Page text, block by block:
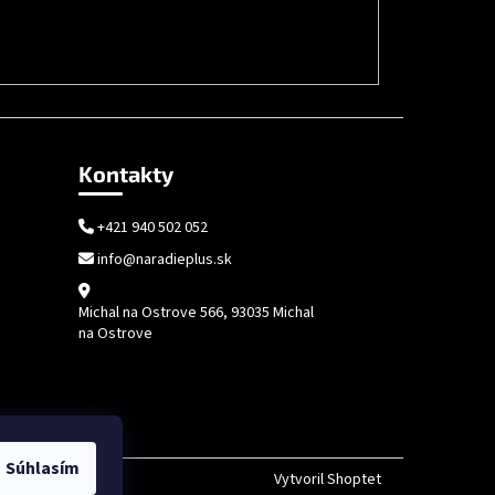
Súhlasím
Kontakty
+421 940 502 052
info@naradieplus.sk
Michal na Ostrove 566, 93035 Michal
na Ostrove
Vytvoril Shoptet